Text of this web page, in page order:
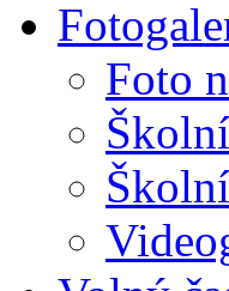
Foto